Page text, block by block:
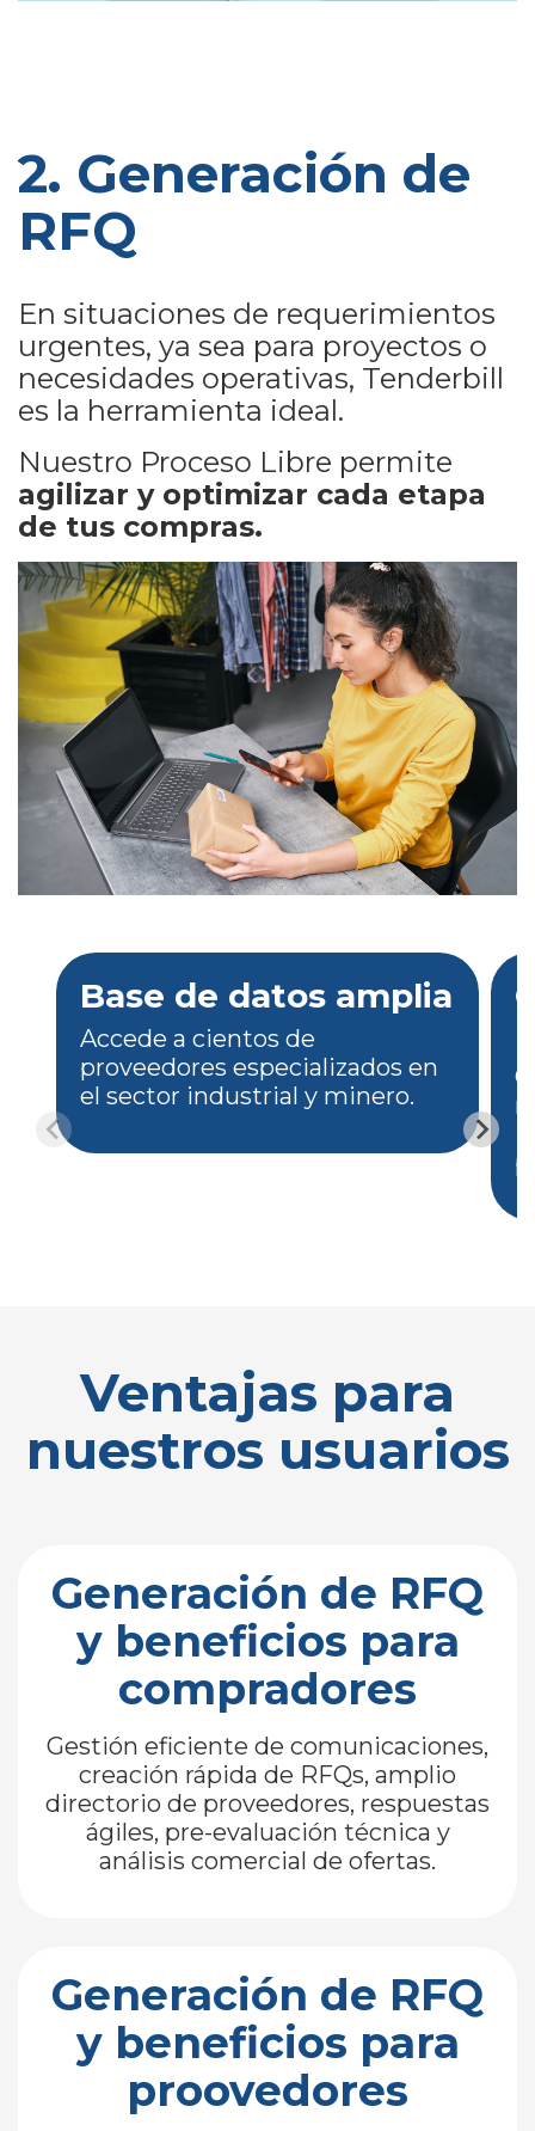
2. Generación de
RFQ
En situaciones de requerimientos
urgentes, ya sea para proyectos o
necesidades operativas, Tenderbill
es la herramienta ideal.
Nuestro Proceso Libre permite
agilizar y optimizar cada etapa
de tus compras.
Base de datos amplia
Accede a cientos de
proveedores especializados en
el sector industrial y minero.
Ventajas para
nuestros usuarios
Generación de RFQ
y beneficios para
compradores
Gestión eficiente de comunicaciones,
creación rápida de RFQs, amplio
directorio de proveedores, respuestas
ágiles, pre-evaluación técnica y
análisis comercial de ofertas.
Generación de RFQ
y beneficios para
proovedores